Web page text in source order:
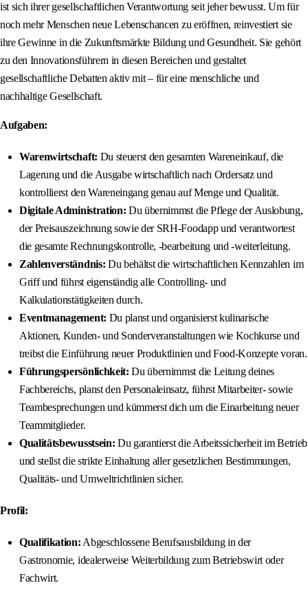
ist sich ihrer gesellschaftlichen Verantwortung seit jeher bewusst. Um für
noch mehr Menschen neue Lebenschancen zu eröffnen, reinvestiert sie
ihre Gewinne in die Zukunftsmärkte Bildung und Gesundheit. Sie gehört
zu den Innovationsführern in diesen Bereichen und gestaltet
gesellschaftliche Debatten aktiv mit – für eine menschliche und
nachhaltige Gesellschaft.
Aufgaben:
Warenwirtschaft: Du steuerst den gesamten Wareneinkauf, die
Lagerung und die Ausgabe wirtschaftlich nach Ordersatz und
kontrollierst den Wareneingang genau auf Menge und Qualität.
Digitale Administration: Du übernimmst die Pflege der Auslobung,
der Preisauszeichnung sowie der SRH-Foodapp und verantwortest
die gesamte Rechnungskontrolle, -bearbeitung und -weiterleitung.
Zahlenverständnis: Du behältst die wirtschaftlichen Kennzahlen im
Griff und führst eigenständig alle Controlling- und
Kalkulationstätigkeiten durch.
Eventmanagement: Du planst und organisierst kulinarische
Aktionen, Kunden- und Sonderveranstaltungen wie Kochkurse und
treibst die Einführung neuer Produktlinien und Food-Konzepte voran.
Führungspersönlichkeit: Du übernimmst die Leitung deines
Fachbereichs, planst den Personaleinsatz, führst Mitarbeiter- sowie
Teambesprechungen und kümmerst dich um die Einarbeitung neuer
Teammitglieder.
Qualitätsbewusstsein: Du garantierst die Arbeitssicherheit im Betrieb
und stellst die strikte Einhaltung aller gesetzlichen Bestimmungen,
Qualitäts- und Umweltrichtlinien sicher.
Profil:
Qualifikation: Abgeschlossene Berufsausbildung in der
Gastronomie, idealerweise Weiterbildung zum Betriebswirt oder
Fachwirt.